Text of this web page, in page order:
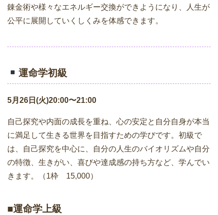
錬金術や様々なエネルギー交換ができようになり、人生が
公平に展開していくしくみを体感できます。
運命学初級
5月26日(火)20:00〜21:00
自己探究や内面の成長を重ね、心の安定と自分自身が本当
に満足して生きる世界を目指すための学びです。初級で
は、自己探究を中心に、自分の人生のバイオリズムや自分
の特徴、生きがい、喜びや達成感の持ち方など、学んでい
きます。（1枠 15,000）
■運命学上級